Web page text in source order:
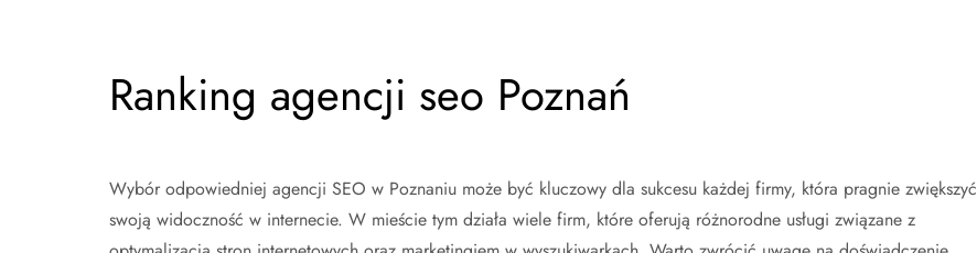
Ranking agencji seo Poznań
Wybór odpowiedniej agencji SEO w Poznaniu może być kluczowy dla sukcesu każdej firmy, która pragnie zwiększyć
swoją widoczność w internecie. W mieście tym działa wiele firm, które oferują różnorodne usługi związane z